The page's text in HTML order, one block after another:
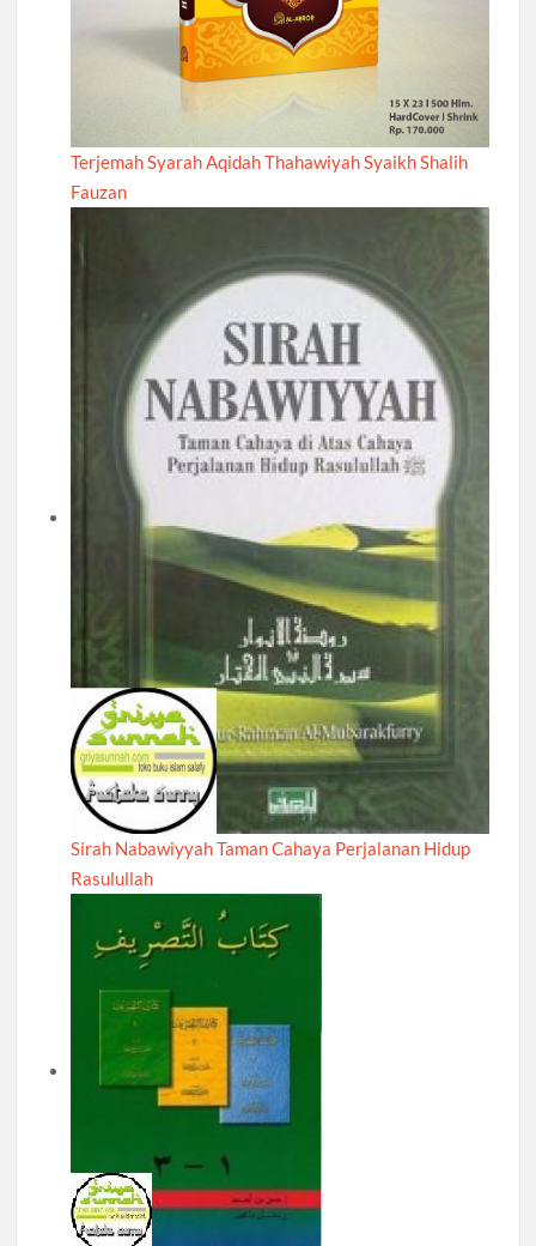
Terjemah Syarah Aqidah Thahawiyah Syaikh Shalih
Fauzan
Sirah Nabawiyyah Taman Cahaya Perjalanan Hidup
Rasulullah